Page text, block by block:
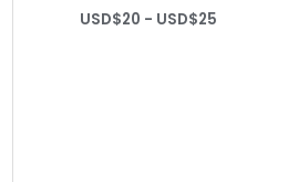
USD$20 - USD$25Rango